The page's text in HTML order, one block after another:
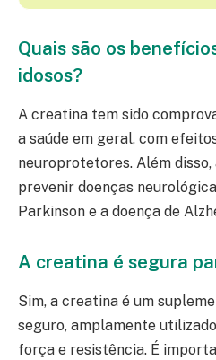
Quais são os
idosos?
A creatina tem sido
a saúde em geral, com
neuroprotetores. Além
prevenir doenças
Parkinson e a doença de
A creatina é segura
Sim, a creatina é um
seguro, amplamente
força e resistência. É